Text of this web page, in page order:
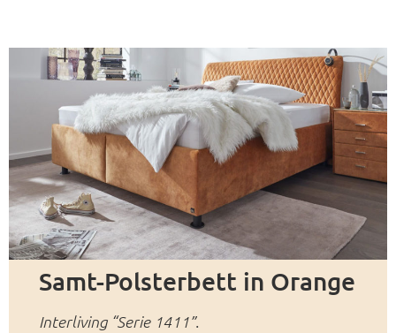
Samt-Polsterbett in Orange
Interliving “Serie 1411”.